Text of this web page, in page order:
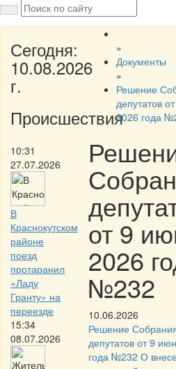
Сегодня:
10.08.2026
г.
Происшествия
10:31
27.07.2026
В
Краснокутском
районе
поезд
протаранил
«Ладу
Гранту» на
переезде
15:34
08.07.2026
»
Документы
»
Решение
депутатов
2026 года
от 9
2026
№232
10.06.2026
Решение
депутатов от 9
года №232 О